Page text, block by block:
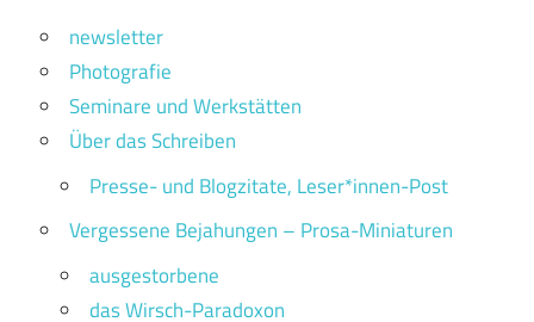
newsletter
Photografie
Seminare und Werkstätten
Über das Schreiben
Presse- und Blogzitate, Leser*innen-Post
Vergessene Bejahungen – Prosa-Miniaturen
ausgestorbene
das Wirsch-Paradoxon